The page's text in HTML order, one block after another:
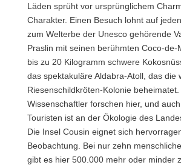
Läden sprüht vor ursprünglichem
Charakter. Einen Besuch lohnt auf
zum Welterbe der Unesco gehörende
Praslin mit seinen berühmten Coco-de-
bis zu 20 Kilogramm schwere
das spektakuläre Aldabra-Atoll, das die
Riesenschildkröten-Kolonie
Wissenschaftler forschen hier, und
Touristen ist an der Ökologie des
Die Insel Cousin eignet sich
Beobachtung. Bei nur zehn
gibt es hier 500.000 mehr oder minder